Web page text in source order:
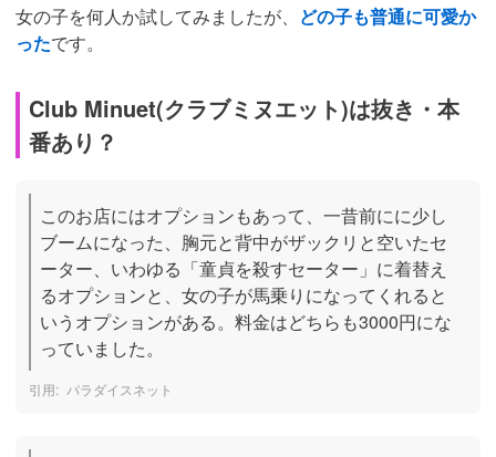
女の子を何人か試してみましたが、 どの子も普通に可愛か
ったです。
Club Minuet(クラブミヌエット)は抜き・本
番あり？
このお店にはオプションもあって、一昔前にに少し
ブームになった、胸元と背中がザックリと空いたセ
ーター、いわゆる「童貞を殺すセーター」に着替え
るオプションと、女の子が馬乗りになってくれると
いうオプションがある。料金はどちらも3000円にな
っていました。
パラダイスネット